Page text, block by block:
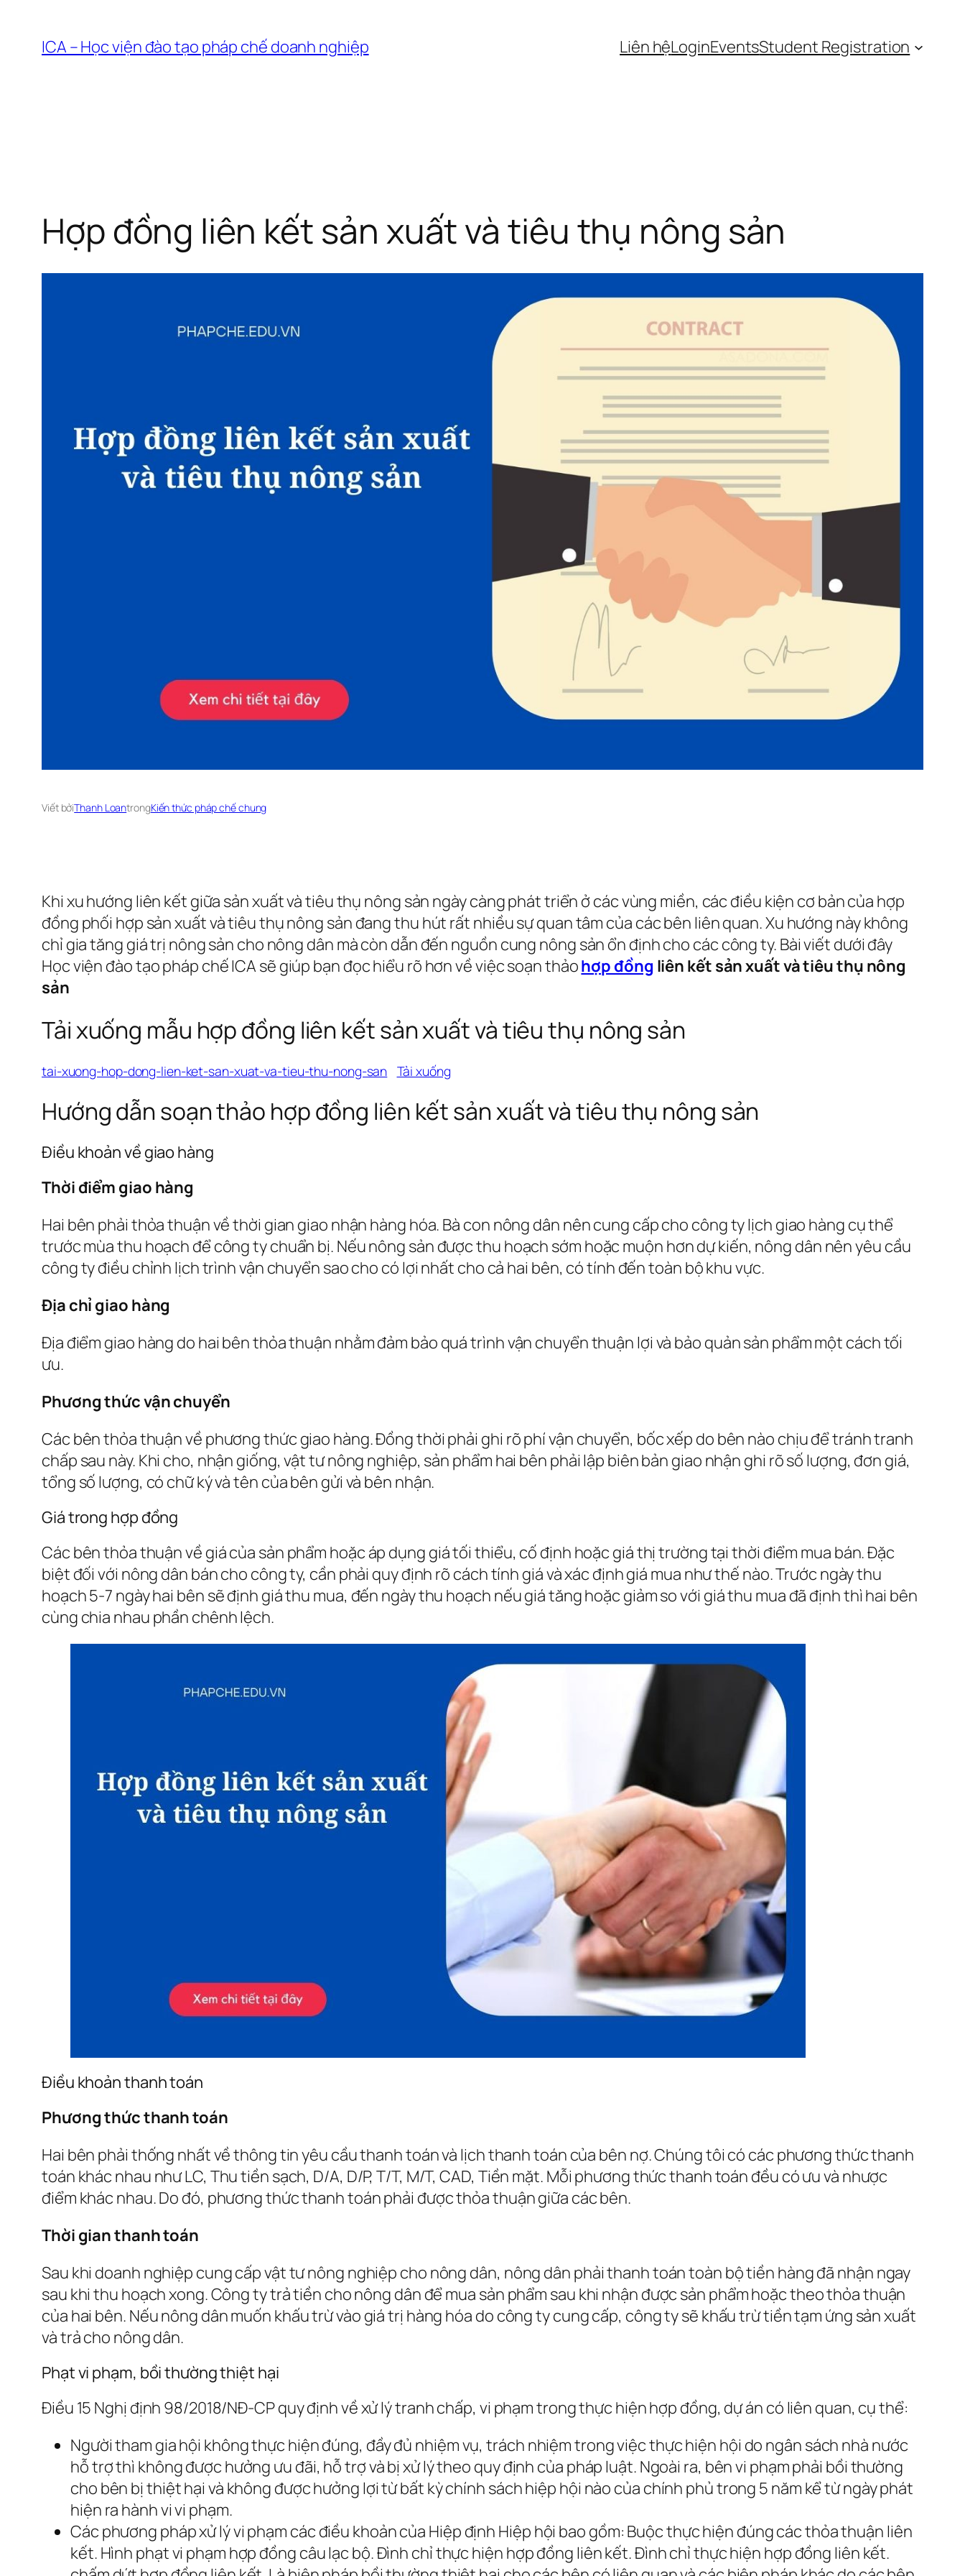
ICA – Học viện đào tạo pháp chế doanh nghiệp Liên hệLoginEventsStudent Registration
Hợp đồng liên kết sản xuất và tiêu thụ nông sản
Viết bởiThanh LoantrongKiến thức pháp chế chung
Khi xu hướng liên kết giữa sản xuất và tiêu thụ nông sản ngày càng phát triển ở các vùng miền, các điều kiện cơ bản của hợp
đồng phối hợp sản xuất và tiêu thụ nông sản đang thu hút rất nhiều sự quan tâm của các bên liên quan. Xu hướng này không
chỉ gia tăng giá trị nông sản cho nông dân mà còn dẫn đến nguồn cung nông sản ổn định cho các công ty. Bài viết dưới đây
Học viện đào tạo pháp chế ICA sẽ giúp bạn đọc hiểu rõ hơn về việc soạn thảohợp đồng liên kết sản xuất và tiêu thụ nông
sản
Tải xuống mẫu hợp đồng liên kết sản xuất và tiêu thụ nông sản
tai-xuong-hop-dong-lien-ket-san-xuat-va-tieu-thu-nong-san Tải xuống
Hướng dẫn soạn thảo hợp đồng liên kết sản xuất và tiêu thụ nông sản
Điều khoản về giao hàng
Thời điểm giao hàng
Hai bên phải thỏa thuận về thời gian giao nhận hàng hóa. Bà con nông dân nên cung cấp cho công ty lịch giao hàng cụ thể
trước mùa thu hoạch để công ty chuẩn bị. Nếu nông sản được thu hoạch sớm hoặc muộn hơn dự kiến, nông dân nên yêu cầu
công ty điều chỉnh lịch trình vận chuyển sao cho có lợi nhất cho cả hai bên, có tính đến toàn bộ khu vực.
Địa chỉ giao hàng
Địa điểm giao hàng do hai bên thỏa thuận nhằm đảm bảo quá trình vận chuyển thuận lợi và bảo quản sản phẩm một cách tối
ưu.
Phương thức vận chuyển
Các bên thỏa thuận về phương thức giao hàng. Đồng thời phải ghi rõ phí vận chuyển, bốc xếp do bên nào chịu để tránh tranh
chấp sau này. Khi cho, nhận giống, vật tư nông nghiệp, sản phẩm hai bên phải lập biên bản giao nhận ghi rõ số lượng, đơn giá,
tổng số lượng, có chữ ký và tên của bên gửi và bên nhận.
Giá trong hợp đồng
Các bên thỏa thuận về giá của sản phẩm hoặc áp dụng giá tối thiểu, cố định hoặc giá thị trường tại thời điểm mua bán. Đặc
biệt đối với nông dân bán cho công ty, cần phải quy định rõ cách tính giá và xác định giá mua như thế nào. Trước ngày thu
hoạch 5-7 ngày hai bên sẽ định giá thu mua, đến ngày thu hoạch nếu giá tăng hoặc giảm so với giá thu mua đã định thì hai bên
cùng chia nhau phần chênh lệch.
Điều khoản thanh toán
Phương thức thanh toán
Hai bên phải thống nhất về thông tin yêu cầu thanh toán và lịch thanh toán của bên nợ. Chúng tôi có các phương thức thanh
toán khác nhau như LC, Thu tiền sạch, D/A, D/P, T/T, M/T, CAD, Tiền mặt. Mỗi phương thức thanh toán đều có ưu và nhược
điểm khác nhau. Do đó, phương thức thanh toán phải được thỏa thuận giữa các bên.
Thời gian thanh toán
Sau khi doanh nghiệp cung cấp vật tư nông nghiệp cho nông dân, nông dân phải thanh toán toàn bộ tiền hàng đã nhận ngay
sau khi thu hoạch xong. Công ty trả tiền cho nông dân để mua sản phẩm sau khi nhận được sản phẩm hoặc theo thỏa thuận
của hai bên. Nếu nông dân muốn khấu trừ vào giá trị hàng hóa do công ty cung cấp, công ty sẽ khấu trừ tiền tạm ứng sản xuất
và trả cho nông dân.
Phạt vi phạm, bồi thường thiệt hại
Điều 15 Nghị định 98/2018/NĐ-CP quy định về xử lý tranh chấp, vi phạm trong thực hiện hợp đồng, dự án có liên quan, cụ thể:
Người tham gia hội không thực hiện đúng, đầy đủ nhiệm vụ, trách nhiệm trong việc thực hiện hội do ngân sách nhà nước
hỗ trợ thì không được hưởng ưu đãi, hỗ trợ và bị xử lý theo quy định của pháp luật. Ngoài ra, bên vi phạm phải bồi thường
cho bên bị thiệt hại và không được hưởng lợi từ bất kỳ chính sách hiệp hội nào của chính phủ trong 5 năm kể từ ngày phát
hiện ra hành vi vi phạm.
Các phương pháp xử lý vi phạm các điều khoản của Hiệp định Hiệp hội bao gồm: Buộc thực hiện đúng các thỏa thuận liên
kết. Hình phạt vi phạm hợp đồng câu lạc bộ. Đình chỉ thực hiện hợp đồng liên kết. Đình chỉ thực hiện hợp đồng liên kết.